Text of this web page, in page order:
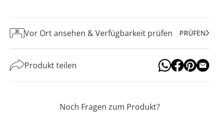
Vor Ort ansehen & Verfügbarkeit prüfen PRÜFEN
Produkt teilen
Noch Fragen zum Produkt?